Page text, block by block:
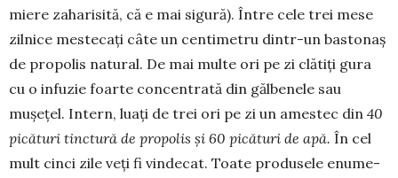
miere zaharisită, că e mai sigură). Între cele trei mese
zilnice mestecați câte un centimetru dintr-un bastonaș
de propolis natural. De mai multe ori pe zi clătiți gura
cu o in­fuzie foarte concentrată din gălbe­nele sau
mușețel. Intern, luați de trei ori pe zi un amestec din 40
picături tinctură de propolis și 60 picături de apă. În cel
mult cinci zile veți fi vindecat. Toate produsele enume­